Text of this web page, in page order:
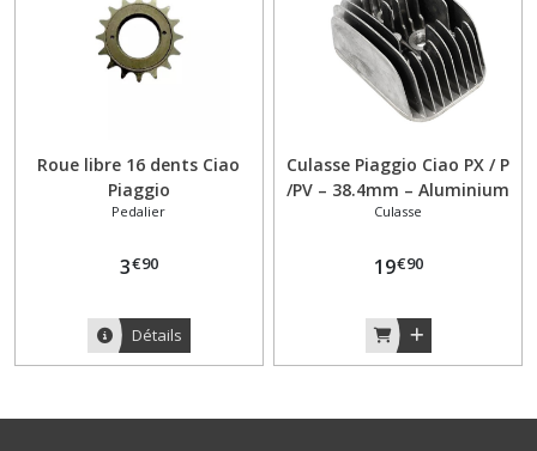
Roue libre 16 dents Ciao
Piaggio
Pedalier
3€90
Détails
Culasse Piaggio Ciao PX / P
/PV – 38.4mm – Aluminium
Culasse
19€90